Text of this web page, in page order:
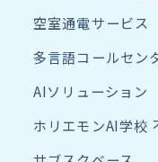
空室通電サービス
多言語コールセン
AIソリューション
ホリエモンAI学校